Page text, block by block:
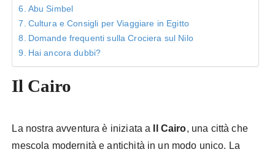
Abu Simbel
Cultura e Consigli per Viaggiare in Egitto
Domande frequenti sulla Crociera sul Nilo
Hai ancora dubbi?
Il Cairo
La nostra avventura è iniziata a Il Cairo, una città che
mescola modernità e antichità in un modo unico. La